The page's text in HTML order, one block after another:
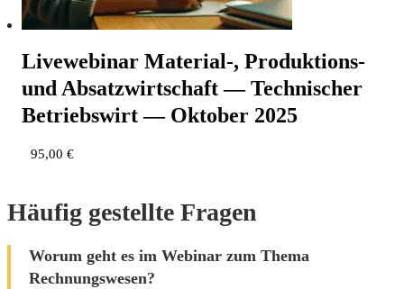
Live­web­i­nar Material‑, Pro­duk­ti­ons-
und Absatz­wirt­schaft — Tech­ni­scher
Betriebs­wirt — Okto­ber 2025
95,00 €
Häufig gestellte Fragen
Worum geht es im Webinar zum Thema
Rechnungswesen?